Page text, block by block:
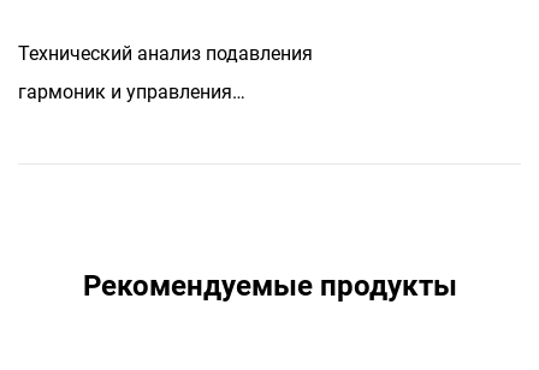
Технический анализ подавления
гармоник и управления
высоковольтных шунтирующих
Рекомендуемые продукты